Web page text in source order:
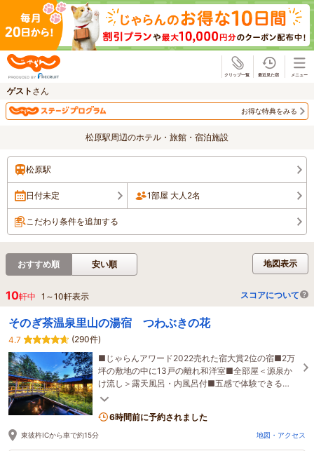
ゲスト さん
お得な特典をみる
松原駅周辺のホテル・旅館・宿泊施設
松原駅
日付未定 1部屋 大人2名
こだわり条件を追加する
地図表示
おすすめ順 安い順
10軒中 1 ～10軒表示 スコアについて
そのぎ茶温泉里山の湯宿 つわぶきの花
4.7
(290件)
■じゃらんアワード2022売れた宿大賞2位の宿■2万
坪の敷地の中に13戸の離れ和洋室■全部屋＜源泉か
け流し＞露天風呂・内風呂付■五感で体験できる
「日本の原風景」がここに――
6時間前に予約されました
東彼杵ICから車で約15分 地図・アクセス